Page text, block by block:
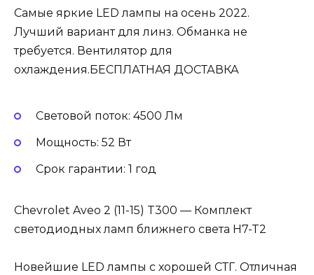
Самые яркие LED лампы на осень 2022.
Лучший вариант для линз. Обманка не
требуется. Вентилятор для
охлаждения.БЕСПЛАТНАЯ ДОСТАВКА
Световой поток: 4500 Лм
Мощность: 52 Вт
Cрок гарантии: 1 год
Chevrolet Aveo 2 (11-15) T300 — Комплект
светодиодных ламп ближнего света H7-T2
Новейшие LED лампы с хорошей СТГ. Отличная